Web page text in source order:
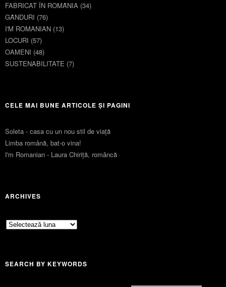
FABRICAT ÎN ROMȂNIA (34)
GȂNDURI (76)
I'M ROMANIAN (13)
LOCURI (57)
OAMENI (48)
SUSTENABILITATE (7)
CELE MAI BUNE ARTICOLE ȘI PAGINI
Soleta - casa cu un nou stil de viaţă
Limba română, bat-o vina!
I'm Romanian - Laura Chiriță, româncă
ARCHIVES
Archives
SEARCH BY KEYWORDS